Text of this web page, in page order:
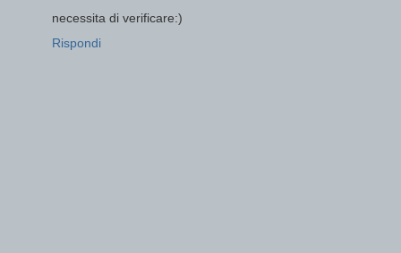
necessita di verificare:)
Rispondi